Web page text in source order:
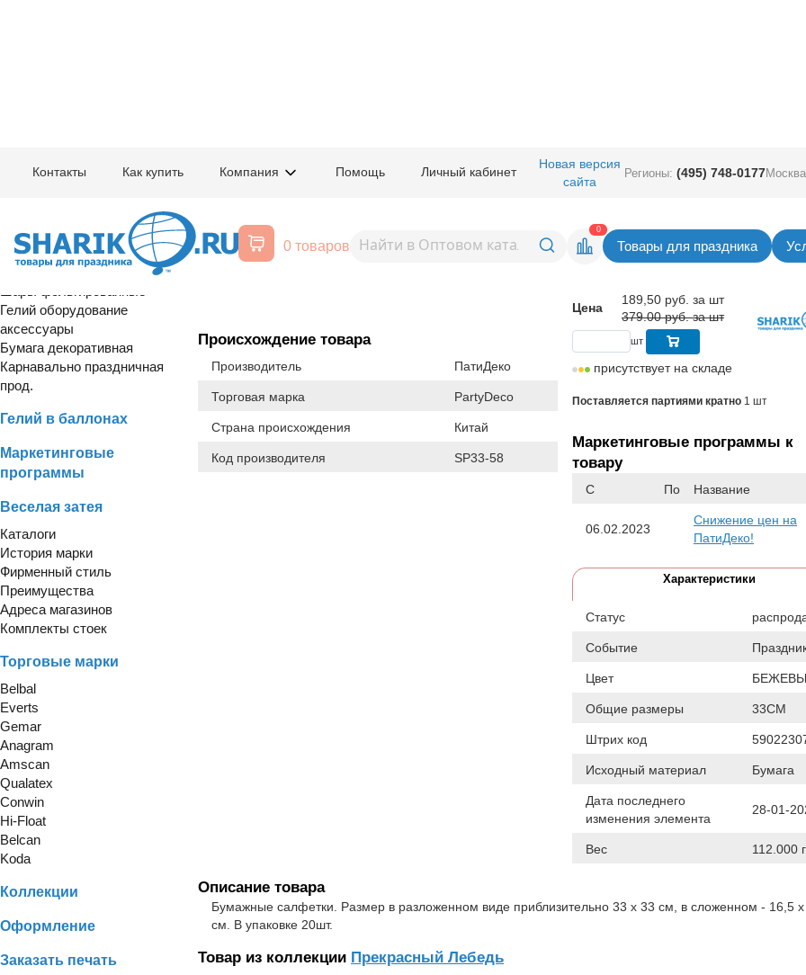
Контакты Как купить Компания Помощь Личный кабинет
Новая версия
сайта
Регионы: (495) 748-0177
0 товаров
0
Товары для праздника
Расширенный поиск
Шары латексные
Гелий оборудование
аксессуары
Бумага декоративная
Карнавально праздничная
прод.
Гелий в баллонах
Маркетинговые
программы
Веселая затея
Каталоги
История марки
Фирменный стиль
Преимущества
Адреса магазинов
Комплекты стоек
Торговые марки
Belbal
Everts
Gemar
Anagram
Amscan
Qualatex
Conwin
Hi-Float
Belcan
Koda
Коллекции
Оформление
Заказать печать
1502-5566
Происхождение товара
Производитель ПатиДеко
Торговая марка PartyDeco
Страна происхождения Китай
Код производителя SP33-58
Скидка 50%
Цена
189,50 руб. за шт
379.00 руб. за шт
шт
присутствует на складе
Поставляется партиями кратно 1 шт
Маркетинговые программы к
товару
С По Название
06.02.2023
Снижение цен на
ПатиДеко!
Характеристики
Статус
Событие
Цвет
Общие размеры 33СМ
Штрих код
Исходный материал Бумага
Дата последнего
изменения элемента
28-01-
Вес 112.000 г
Описание товара
Бумажные салфетки. Размер в разложенном виде приблизительно 33 х 33 см, в сложенном - 16,5
см. В упаковке 20шт.
Товар из коллекции Прекрасный Лебедь